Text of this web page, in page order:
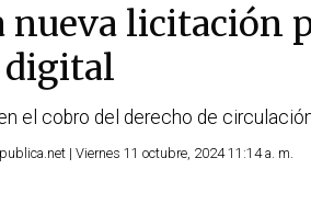
nueva licitación
digital
el cobro del derecho de
| Viernes 11 octubre, 2024 11:14 a. m.